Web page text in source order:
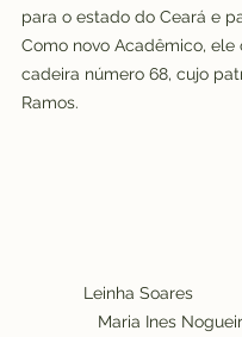
para o estado do Ceará e
Como novo Acadêmico, ele
cadeira número 68, cujo
Ramos.
Leinha Soares
Maria Ines